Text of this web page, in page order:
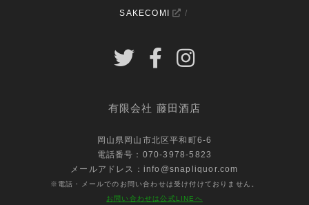
SAKECOMI
有限会社 藤田酒店
岡山県岡山市北区平和町6-6
電話番号：070-3978-5823
メールアドレス：info@snapliquor.com
※電話・メールでのお問い合わせは受け付けておりません。
お問い合わせは公式LINEへ